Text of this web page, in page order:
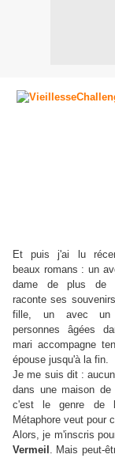
Et puis j'ai lu
beaux romans : un
dame de plus de
raconte ses
fille, un avec un
personnes âgées
mari accompagne
épouse jusqu'à la fin.
Je me suis dit :
dans une maison de
c'est le genre de
Métaphore veut pour
Alors, je m'inscris
Vermeil . Mais peut-